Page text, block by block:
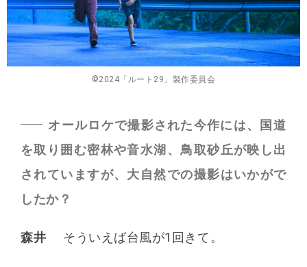
©2024「ルート29」製作委員会
オールロケで撮影された今作には、国道
を取り囲む密林や音水湖、鳥取砂丘が映し出
されていますが、大自然での撮影はいかがで
したか？
森井 そういえば台風が1回きて。